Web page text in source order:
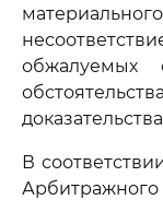
обжалуемых
В